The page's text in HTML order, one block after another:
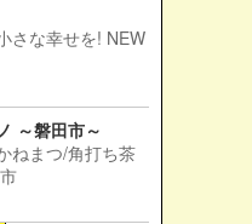
さな幸せを! NEW
～磐田市～
ねまつ/角打ち茶